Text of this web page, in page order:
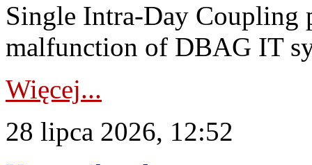
Single Intra-Day Coupling
malfunction of DBAG IT
Więcej...
28 lipca 2026, 12:52